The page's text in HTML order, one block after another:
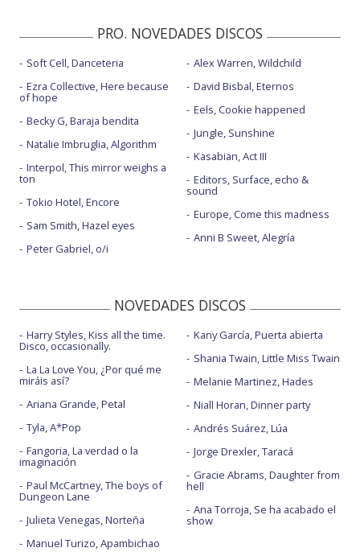
PRO. NOVEDADES DISCOS
Soft Cell, Danceteria
Ezra Collective, Here because
of hope
Becky G, Baraja bendita
Natalie Imbruglia, Algorithm
Interpol, This mirror weighs a
ton
Tokio Hotel, Encore
Sam Smith, Hazel eyes
Peter Gabriel, o/i
Alex Warren, Wildchild
David Bisbal, Eternos
Eels, Cookie happened
Jungle, Sunshine
Kasabian, Act III
Editors, Surface, echo &
sound
Europe, Come this madness
Anni B Sweet, Alegría
NOVEDADES DISCOS
Harry Styles, Kiss all the time.
Disco, occasionally.
La La Love You, ¿Por qué me
miráis así?
Ariana Grande, Petal
Tyla, A*Pop
Fangoria, La verdad o la
imaginación
Paul McCartney, The boys of
Dungeon Lane
Julieta Venegas, Norteña
Manuel Turizo, Apambichao
Kany García, Puerta abierta
Shania Twain, Little Miss Twain
Melanie Martinez, Hades
Niall Horan, Dinner party
Andrés Suárez, Lúa
Jorge Drexler, Taracá
Gracie Abrams, Daughter from
hell
Ana Torroja, Se ha acabado el
show